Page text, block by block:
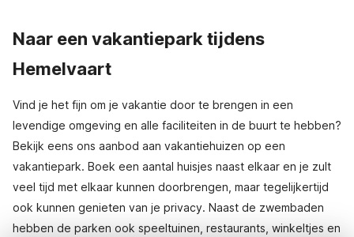
Naar een vakantiepark tijdens
Hemelvaart
Vind je het fijn om je vakantie door te brengen in een
levendige omgeving en alle faciliteiten in de buurt te hebben?
Bekijk eens ons aanbod aan vakantiehuizen op een
vakantiepark. Boek een aantal huisjes naast elkaar en je zult
veel tijd met elkaar kunnen doorbrengen, maar tegelijkertijd
ook kunnen genieten van je privacy. Naast de zwembaden
hebben de parken ook speeltuinen, restaurants, winkeltjes en